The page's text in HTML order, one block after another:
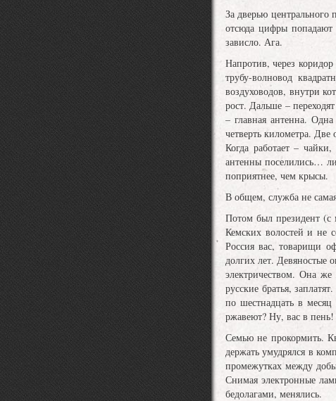
За дверью
отсюда цифры
зависло. Ага.
Напротив, через
трубу-волновод
воздуховодов, внутри
рост. Дальше –
– главная антенна.
четверть километра.
Когда работает –
антенны поселились…
поприятнее, чем крысы.
В общем, служба не
Потом был президент (с
Кемских волостей и не
Россия вас, товарищи
долгих лет. Девяностые
электричеством. Она
русские братья,
по шестнадцать в
ржавеют? Ну, вас в
Семью не прокормить.
держать умудрялся в
промежутках между
Снимая электронные
бедолагами, менялись.